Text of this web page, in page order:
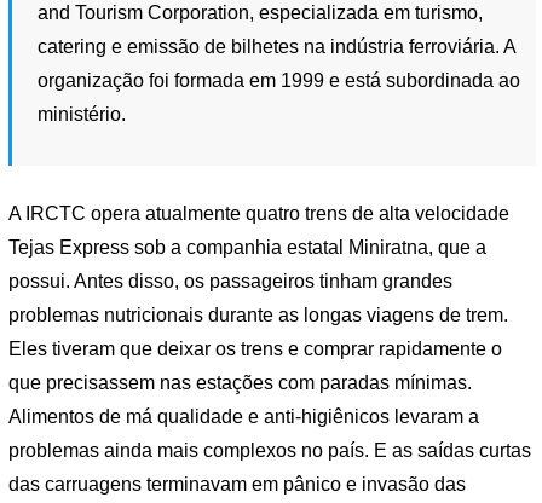
and Tourism Corporation, especializada em turismo,
catering e emissão de bilhetes na indústria ferroviária. A
organização foi formada em 1999 e está subordinada ao
ministério.
A IRCTC opera atualmente quatro trens de alta velocidade
Tejas Express sob a companhia estatal Miniratna, que a
possui. Antes disso, os passageiros tinham grandes
problemas nutricionais durante as longas viagens de trem.
Eles tiveram que deixar os trens e comprar rapidamente o
que precisassem nas estações com paradas mínimas.
Alimentos de má qualidade e anti-higiênicos levaram a
problemas ainda mais complexos no país. E as saídas curtas
das carruagens terminavam em pânico e invasão das